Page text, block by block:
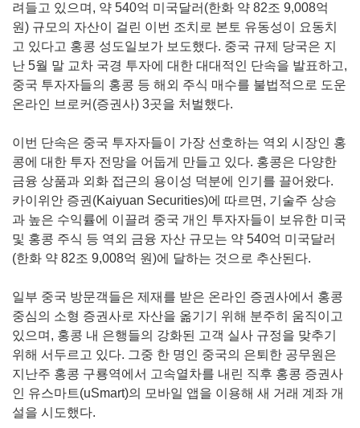
려들고 있으며, 약 540억 미국달러(한화 약 82조 9,008억
원) 규모의 자산이 걸린 이번 조치로 본토 유동성이 요동치
고 있다고 홍콩 성도일보가 보도했다. 중국 규제 당국은 지
난 5월 말 교차 국경 투자에 대한 대대적인 단속을 발표하고,
중국 투자자들의 홍콩 등 해외 주식 매수를 불법적으로 도운
온라인 브로커(증권사) 3곳을 처벌했다.
이번 단속은 중국 투자자들이 가장 선호하는 역외 시장인 홍
콩에 대한 투자 전망을 어둡게 만들고 있다. 홍콩은 다양한
금융 상품과 외화 접근의 용이성 덕분에 인기를 끌어왔다.
카이위안 증권(Kaiyuan Securities)에 따르면, 기술주 상승
과 높은 수익률에 이끌려 중국 개인 투자자들이 보유한 미국
및 홍콩 주식 등 역외 금융 자산 규모는 약 540억 미국달러
(한화 약 82조 9,008억 원)에 달하는 것으로 추산된다.
일부 중국 방문객들은 제재를 받은 온라인 증권사에서 홍콩
중심의 소형 증권사로 자산을 옮기기 위해 분주히 움직이고
있으며, 홍콩 내 은행들의 강화된 고객 실사 규정을 맞추기
위해 서두르고 있다. 그중 한 명인 중국의 은퇴한 공무원은
지난주 홍콩 구룡역에서 고속열차를 내린 직후 홍콩 증권사
인 유스마트(uSmart)의 모바일 앱을 이용해 새 거래 계좌 개
설을 시도했다.